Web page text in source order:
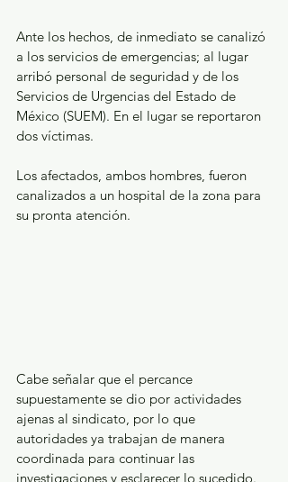
Ante los hechos, de inmediato se canalizó
a los servicios de emergencias; al lugar
arribó personal de seguridad y de los
Servicios de Urgencias del Estado de
México (SUEM). En el lugar se reportaron
dos víctimas.
Los afectados, ambos hombres, fueron
canalizados a un hospital de la zona para
su pronta atención.
Cabe señalar que el percance
supuestamente se dio por actividades
ajenas al sindicato, por lo que
autoridades ya trabajan de manera
coordinada para continuar las
investigaciones y esclarecer lo sucedido.